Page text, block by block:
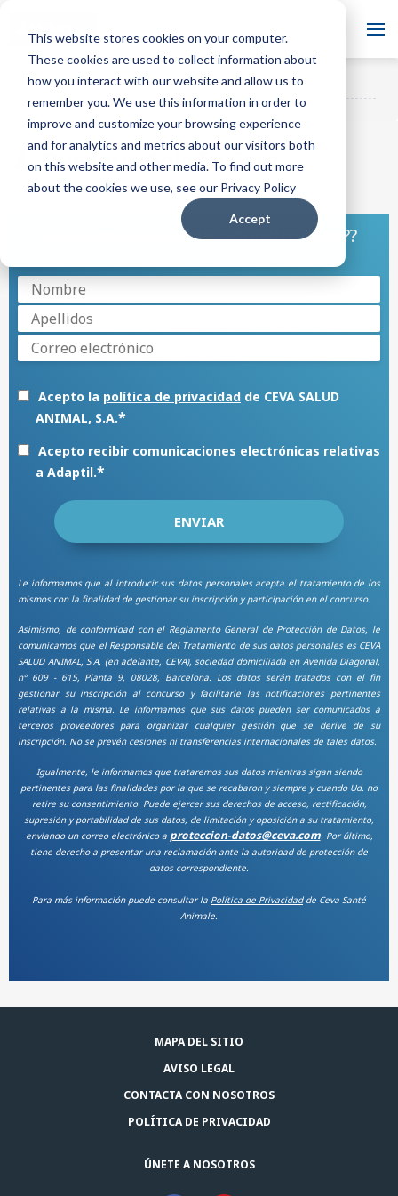
This website stores cookies on your computer.
These cookies are used to collect information about
how you interact with our website and allow us to
remember you. We use this information in order to
improve and customize your browsing experience
and for analytics and metrics about our visitors both
on this website and other media. To find out more
about the cookies we use, see our Privacy Policy
Accept
Blog
ADAPTIL MX Blog
¿Quieres suscribirte a
nuestro blog? REGÍSTRATE
Quedarse Solo En Casa
¿Quieres suscribirte a nuestro blog??
Acepto la política de privacidad de CEVA SALUD
ANIMAL, S.A.*
Acepto recibir comunicaciones electrónicas relativas
a Adaptil.*
Le informamos que al introducir sus datos personales acepta el tratamiento de los
mismos con la finalidad de gestionar su inscripción y participación en el concurso.
Asimismo, de conformidad con el Reglamento General de Protección de Datos, le
comunicamos que el Responsable del Tratamiento de sus datos personales es CEVA
SALUD ANIMAL, S.A. (en adelante, CEVA), sociedad domiciliada en Avenida Diagonal,
nº 609 - 615, Planta 9, 08028, Barcelona. Los datos serán tratados con el fin
gestionar su inscripción al concurso y facilitarle las notificaciones pertinentes
relativas a la misma. Le informamos que sus datos pueden ser comunicados a
terceros proveedores para organizar cualquier gestión que se derive de su
inscripción. No se prevén cesiones ni transferencias internacionales de tales datos.
Igualmente, le informamos que trataremos sus datos mientras sigan siendo
pertinentes para las finalidades por la que se recabaron y siempre y cuando Ud. no
retire su consentimiento. Puede ejercer sus derechos de acceso, rectificación,
supresión y portabilidad de sus datos, de limitación y oposición a su tratamiento,
enviando un correo electrónico a proteccion-datos@ceva.com. Por último,
tiene derecho a presentar una reclamación ante la autoridad de protección de
datos correspondiente.
Para más información puede consultar la Política de Privacidadde Ceva Santé
Animale.
MAPA DEL SITIO
AVISO LEGAL
CONTACTA CON NOSOTROS
POLÍTICA DE PRIVACIDAD
ÚNETE A NOSOTROS